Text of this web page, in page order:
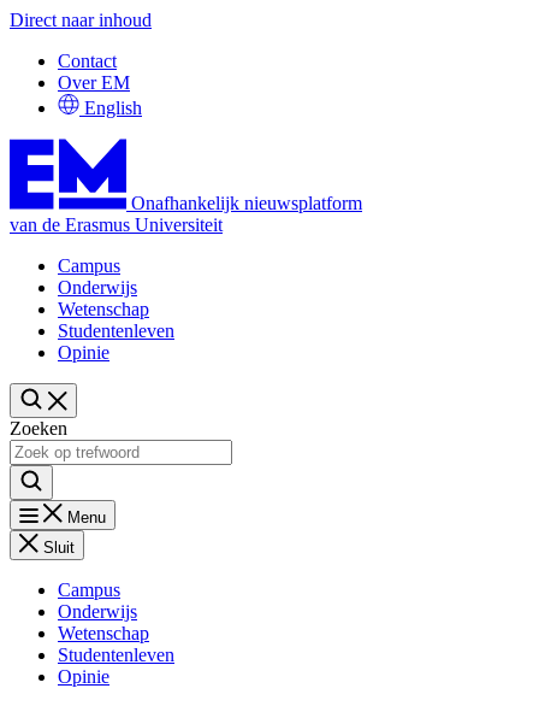
Direct naar inhoud
Contact
Over EM
English
Onafhankelijk nieuwsplatform
van de Erasmus Universiteit
Campus
Onderwijs
Wetenschap
Studentenleven
Opinie
Zoeken
Menu
Sluit
Campus
Onderwijs
Wetenschap
Studentenleven
Opinie